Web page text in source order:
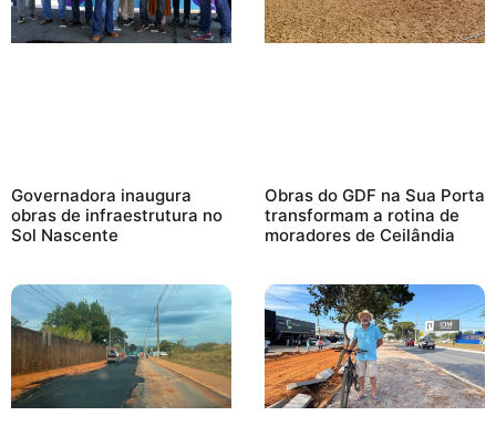
Governadora inaugura
obras de infraestrutura no
Sol Nascente
Obras do GDF na Sua Porta
transformam a rotina de
moradores de Ceilândia